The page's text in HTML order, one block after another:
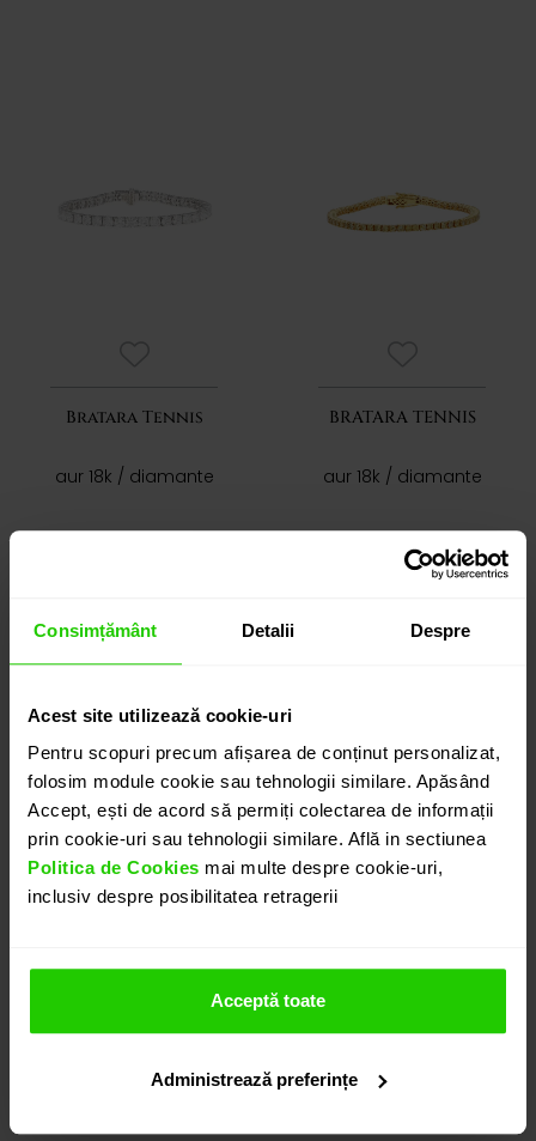
Consimțământ Detalii Despre
Acest site utilizează cookie-uri
Pentru scopuri precum afișarea de conținut personalizat,
folosim module cookie sau tehnologii similare. Apăsând
Accept, ești de acord să permiți colectarea de informații
prin cookie-uri sau tehnologii similare. Află in sectiunea
Politica de Cookies mai multe despre cookie-uri,
inclusiv despre posibilitatea retragerii
Acceptă toate
Administrează preferințe
Bratara Tennis
aur 18k / diamante
BRATARA TENNIS
aur 18k / diamante
41.450 lei
BRATARA TENNIS
aur 18k / diamante
BRATARA TENNIS
aur 18k / diamante